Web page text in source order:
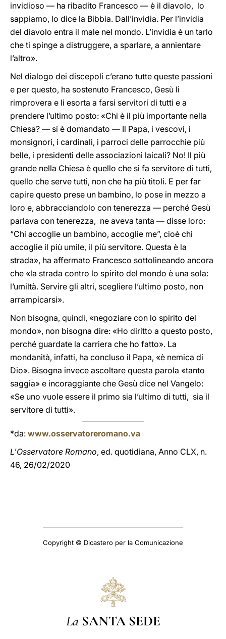
invidioso — ha ribadito Francesco — è il diavolo, lo
sappiamo, lo dice la Bibbia. Dall’invidia. Per l’invidia
del diavolo entra il male nel mondo. L’invidia è un tarlo
che ti spinge a distruggere, a sparlare, a annientare
l’altro».
Nel dialogo dei discepoli c’erano tutte queste passioni
e per questo, ha sostenuto Francesco, Gesù li
rimprovera e li esorta a farsi servitori di tutti e a
prendere l’ultimo posto: «Chi è il più importante nella
Chiesa? — si è domandato — Il Papa, i vescovi, i
monsignori, i cardinali, i parroci delle parrocchie più
belle, i presidenti delle associazioni laicali? No! Il più
grande nella Chiesa è quello che si fa servitore di tutti,
quello che serve tutti, non che ha più titoli. E per far
capire questo prese un bambino, lo pose in mezzo a
loro e, abbracciandolo con tenerezza — perché Gesù
parlava con tenerezza, ne aveva tanta — disse loro:
“Chi accoglie un bambino, accoglie me”, cioè chi
accoglie il più umile, il più servitore. Questa è la
strada», ha affermato Francesco sottolineando ancora
che «la strada contro lo spirito del mondo è una sola:
l’umiltà. Servire gli altri, scegliere l’ultimo posto, non
arrampicarsi».
Non bisogna, quindi, «negoziare con lo spirito del
mondo», non bisogna dire: «Ho diritto a questo posto,
perché guardate la carriera che ho fatto». La
mondanità, infatti, ha concluso il Papa, «è nemica di
Dio». Bisogna invece ascoltare questa parola «tanto
saggia» e incoraggiante che Gesù dice nel Vangelo:
«Se uno vuole essere il primo sia l’ultimo di tutti, sia il
servitore di tutti».
*da: www.osservatoreromano.va
L'Osservatore Romano, ed. quotidiana, Anno CLX, n.
46, 26/02/2020
Copyright © Dicastero per la Comunicazione
La SANTA SEDE